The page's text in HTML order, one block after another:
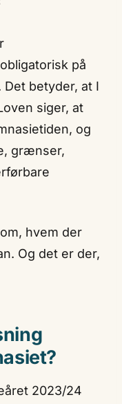
på
Det betyder, at I
siger, at
og
grænser,
hvem der
Og det er der,
2023/24